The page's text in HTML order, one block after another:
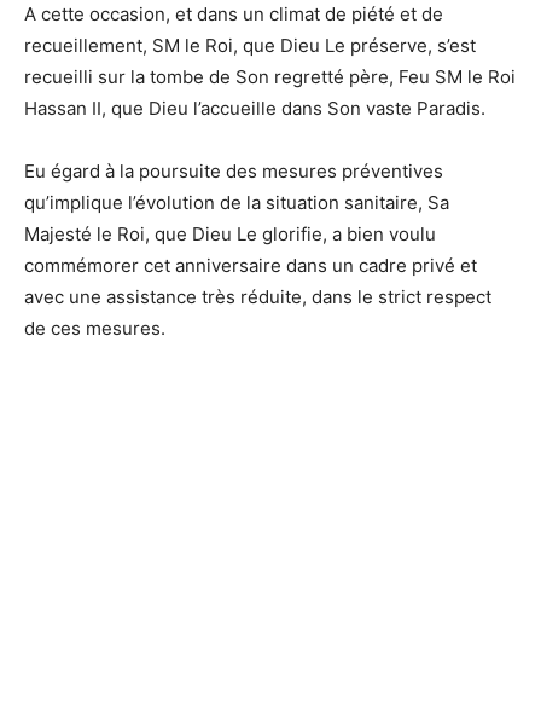
A cette occasion, et dans un climat de piété et de
recueillement, SM le Roi, que Dieu Le préserve, s’est
recueilli sur la tombe de Son regretté père, Feu SM le Roi
Hassan II, que Dieu l’accueille dans Son vaste Paradis.
Eu égard à la poursuite des mesures préventives
qu’implique l’évolution de la situation sanitaire, Sa
Majesté le Roi, que Dieu Le glorifie, a bien voulu
commémorer cet anniversaire dans un cadre privé et
avec une assistance très réduite, dans le strict respect
de ces mesures.